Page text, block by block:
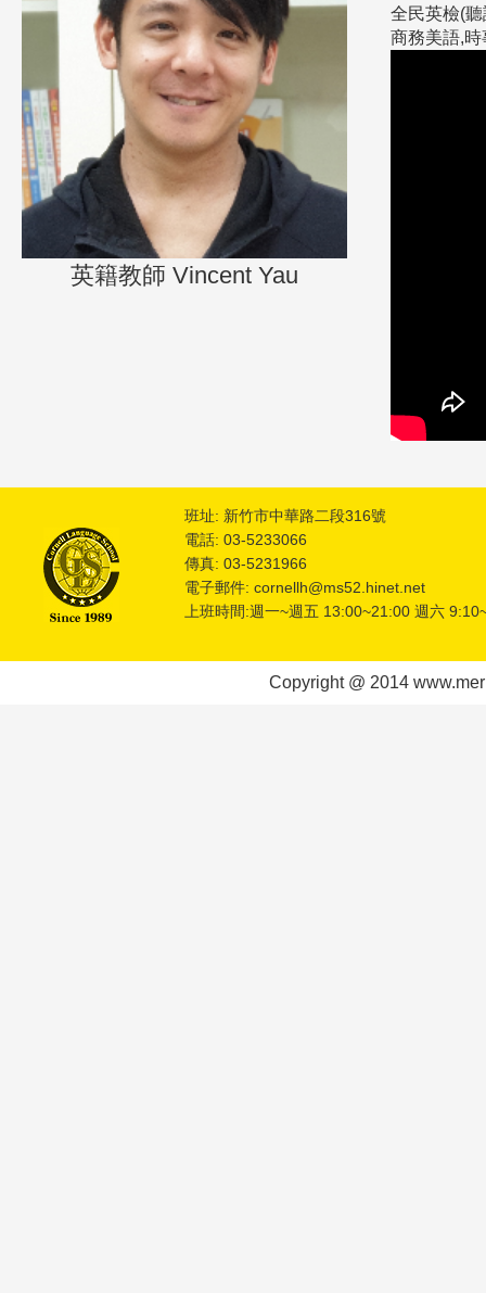
英籍教師 Vincent Yau
全民英檢(
商務美語,
班址: 新竹市中華路二段316號
電話: 03-5233066
傳真: 03-5231966
電子郵件: cornellh@ms52.hinet.net
上班時間:週一~週五 13:00~21:00 週六
Copyright @ 2014